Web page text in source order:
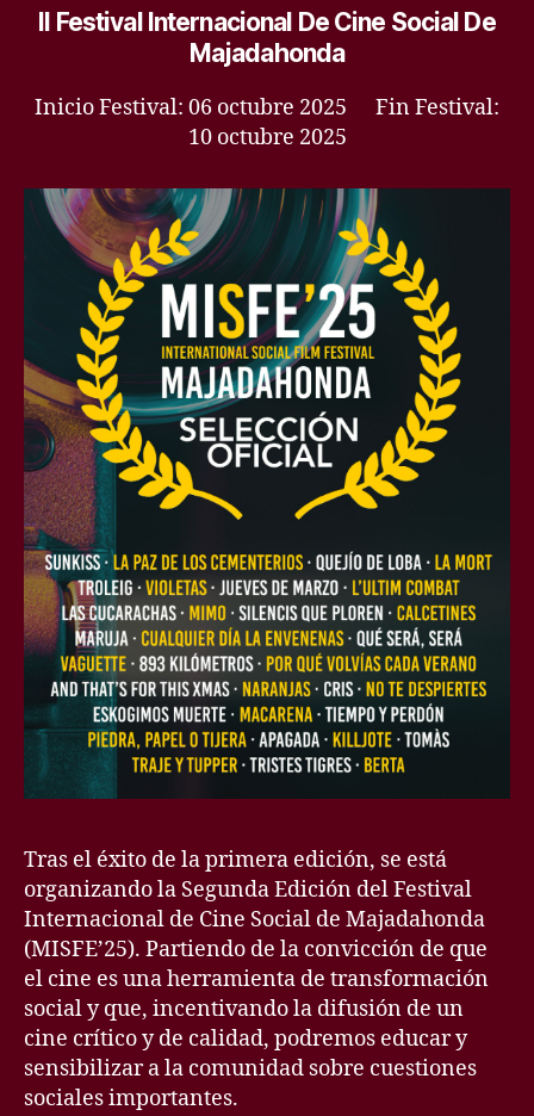
entrada
II Festival Internacional De Cine Social De
Majadahonda
Inicio Festival: 06 octubre 2025 Fin Festival:
10 octubre 2025
Tras el éxito de la primera edición, se está
organizando la Segunda Edición del Festival
Internacional de Cine Social de Majadahonda
(MISFE’25). Partiendo de la convicción de que
el cine es una herramienta de transformación
social y que, incentivando la difusión de un
cine crítico y de calidad, podremos educar y
sensibilizar a la comunidad sobre cuestiones
sociales importantes.